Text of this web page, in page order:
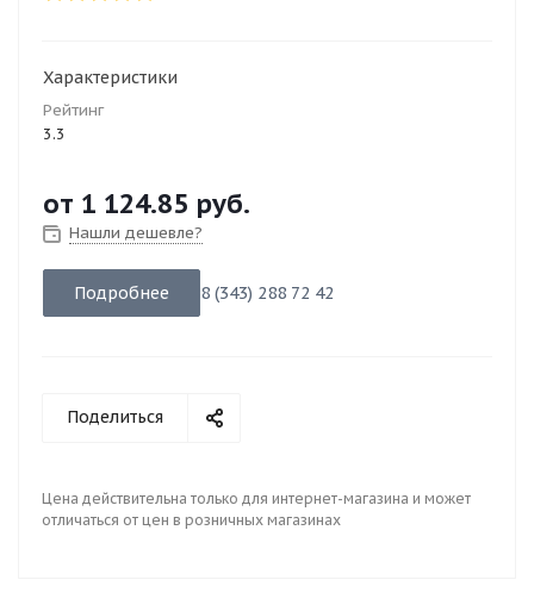
Характеристики
Рейтинг
3.3
от 1 124.85 руб.
Нашли дешевле?
Подробнее 8 (343) 288 72 42
Поделиться
Цена действительна только для интернет-магазина и может
отличаться от цен в розничных магазинах